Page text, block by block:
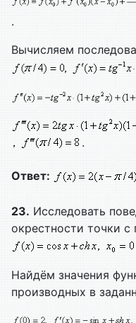
.
Вычисляем
.
Ответ:
23. Исследовать
окрестности точки
Найдём значения
производных в